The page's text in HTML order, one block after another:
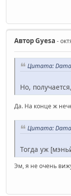
АвторGyesa -
Цитата:
Но,
Да. На конце ж
Цитата:
Тогда уж
Эм, я не очень